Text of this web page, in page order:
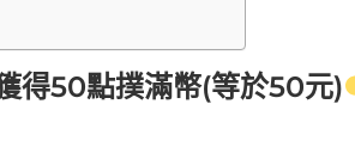
得50點撲滿幣(等於50元)